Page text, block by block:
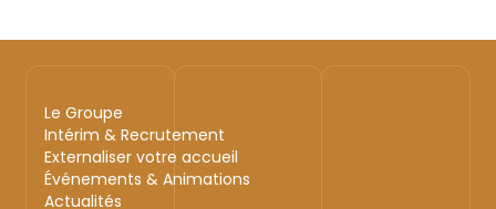
Le Groupe
Intérim & Recrutement
Externaliser votre accueil
Événements & Animations
Actualités